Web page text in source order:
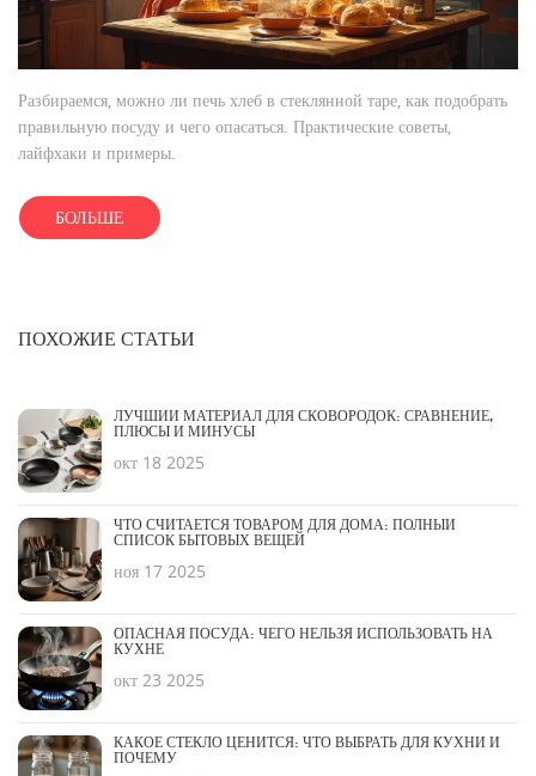
Разбираемся, можно ли печь хлеб в стеклянной таре, как подобрать
правильную посуду и чего опасаться. Практические советы,
лайфхаки и примеры.
БОЛЬШЕ
ПОХОЖИЕ СТАТЬИ
ЛУЧШИЙ МАТЕРИАЛ ДЛЯ СКОВОРОДОК: СРАВНЕНИЕ,
ПЛЮСЫ И МИНУСЫ
окт 18 2025
ЧТО СЧИТАЕТСЯ ТОВАРОМ ДЛЯ ДОМА: ПОЛНЫЙ
СПИСОК БЫТОВЫХ ВЕЩЕЙ
ноя 17 2025
ОПАСНАЯ ПОСУДА: ЧЕГО НЕЛЬЗЯ ИСПОЛЬЗОВАТЬ НА
КУХНЕ
окт 23 2025
КАКОЕ СТЕКЛО ЦЕНИТСЯ: ЧТО ВЫБРАТЬ ДЛЯ КУХНИ И
ПОЧЕМУ